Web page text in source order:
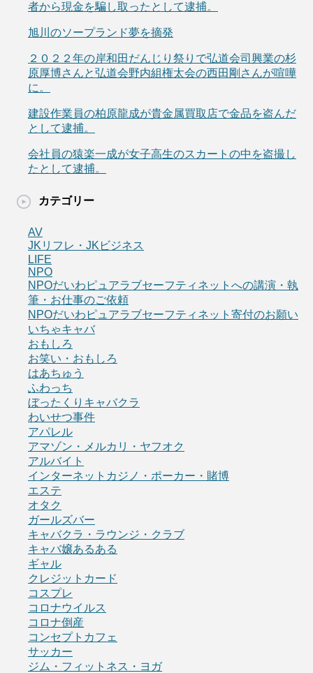
者から現金を騙し取ったとして逮捕。
旭川のソープランド夢を摘発
２０２２年の岸和田だんじり祭りで弘道会司興業の杉
原厚博さんと弘道会野内組権太会の西田剛さんが喧嘩
に。
建設作業員の柏原龍成が貴金属買取店で金品を盗んだ
として逮捕。
会社員の猿楽一成が女子高生のスカートの中を盗撮し
たとして逮捕。
カテゴリー
AV
JKリフレ・JKビジネス
LIFE
NPO
NPOだいわピュアラブセーフティネットへの講演・執
筆・お仕事のご依頼
NPOだいわピュアラブセーフティネット寄付のお願い
いちゃキャバ
おもしろ
お笑い・おもしろ
はあちゅう
ふわっち
ぼったくりキャバクラ
わいせつ事件
アパレル
アマゾン・メルカリ・ヤフオク
アルバイト
インターネットカジノ・ポーカー・賭博
エステ
オタク
ガールズバー
キャバクラ・ラウンジ・クラブ
キャバ嬢あるある
ギャル
クレジットカード
コスプレ
コロナウイルス
コロナ倒産
コンセプトカフェ
サッカー
ジム・フィットネス・ヨガ